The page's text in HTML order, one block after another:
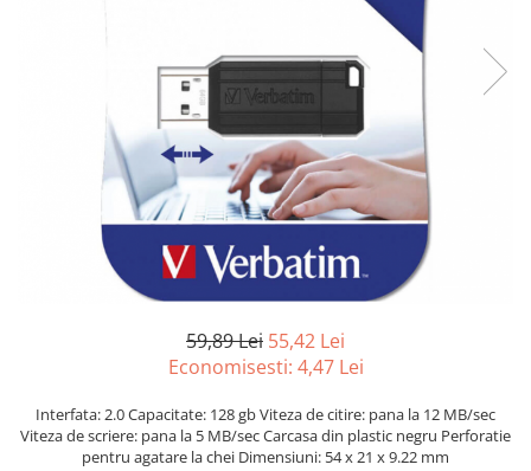
59,89 Lei 55,42 Lei
Economisesti: 4,47 Lei
Interfata: 2.0 Capacitate: 128 gb Viteza de citire: pana la 12 MB/sec
Viteza de scriere: pana la 5 MB/sec Carcasa din plastic negru Perforatie
pentru agatare la chei Dimensiuni: 54 x 21 x 9.22 mm